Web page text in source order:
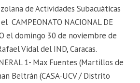
de Actividades Subacuáticas
CAMPEONATO NACIONAL DE
el domingo 30 de noviembre de
Vidal del IND, Caracas.
1- Max Fuentes (Martillos de
Beltrán (CASA-UCV / Distrito